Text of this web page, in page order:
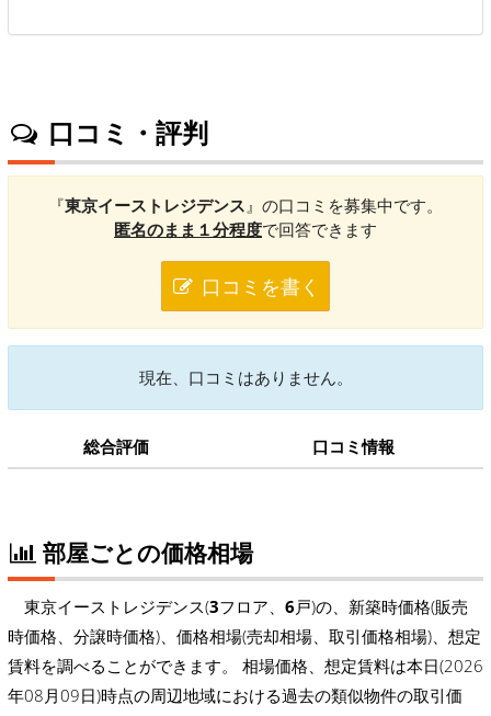
口コミ・評判
『東京イーストレジデンス 』の口コミを募集中です。
匿名のまま１分程度で回答できます
口コミを書く
現在、口コミはありません。
総合評価 口コミ情報
部屋ごとの価格相場
東京イーストレジデンス(3フロア、 6戸)の、新築時価格(販売
時価格、分譲時価格)、価格相場(売却相場、取引価格相場)、想定
賃料を調べることができます。 相場価格、想定賃料は本日(2026
年08月09日)時点の周辺地域における過去の類似物件の取引価